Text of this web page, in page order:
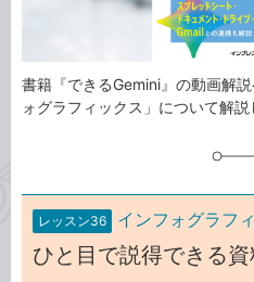
書籍『できるGemini』の動画解
ォグラフィックス」について解説
レッスン36 インフォグラフ
ひと目で説得できる資